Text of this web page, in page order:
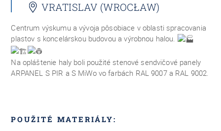
VRATISLAV (WROCŁAW)
Centrum výskumu a vývoja pôsobiace v oblasti spracovania
plastov s koncelárskou budovou a výrobnou halou.
Na opláštenie haly boli použité stenové sendvičové panely
ARPANEL S PIR a S MiWo vo farbách RAL 9007 a RAL 9002.
POUŽITÉ MATERIÁLY: